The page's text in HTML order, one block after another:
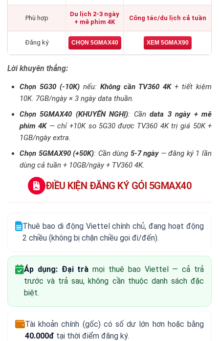
Phù hợp
Du lịch 2-3 ngày
+ mê phim 4K
Công tác/du lịch cả tuần
Đăng ký CHỌN 5GMAX40 XEM 5GMAX90
Lời khuyên thẳng:
Chọn 5G30 (-10K)nếu: Không cần TV360 4K+ tiết kiệm
10K. 7GB/ngày × 3 ngày data thuần.
Chọn 5GMAX40 (KHUYẾN NGHỊ): Cầndata 3 ngày + mê
phim 4K— chỉ +10K so 5G30 được TV360 4K trị giá 50K +
1GB/ngày extra.
Chọn 5GMAX90 (+50K): Cần dùng 5-7 ngày— đăng ký 1 lần
dùng cả tuần + 10GB/ngày + TV360 4K.
ĐIỀU KIỆN ĐĂNG KÝ GÓI 5GMAX40
Thuê bao di động Viettel chính chủ, đang hoạt động
2 chiều (không bị chặn chiều gọi đi/đến).
Áp dụng: Đại trà mọi thuê bao Viettel — cả trả
trước và trả sau, không cần thuộc danh sách đặc
biệt.
Tài khoản chính (gốc) có số dư lớn hơn hoặc bằng
40.000đ tại thời điểm đăng ký.